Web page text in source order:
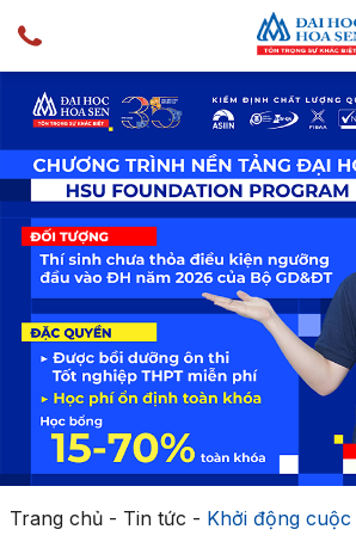
Trang chủ- Tin tức - Khởi động